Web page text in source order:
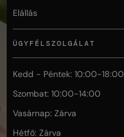
Elállás
ÜGYFÉLSZOLGÁLAT
Kedd - Péntek: 10:00-18:00
Szombat: 10:00-14:00
Vasárnap: Zárva
Hétfő: Zárva